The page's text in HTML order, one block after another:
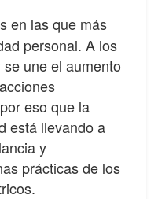
en las que más
personal. A los
une el aumento
eso que la
está llevando a
y
prácticas de los